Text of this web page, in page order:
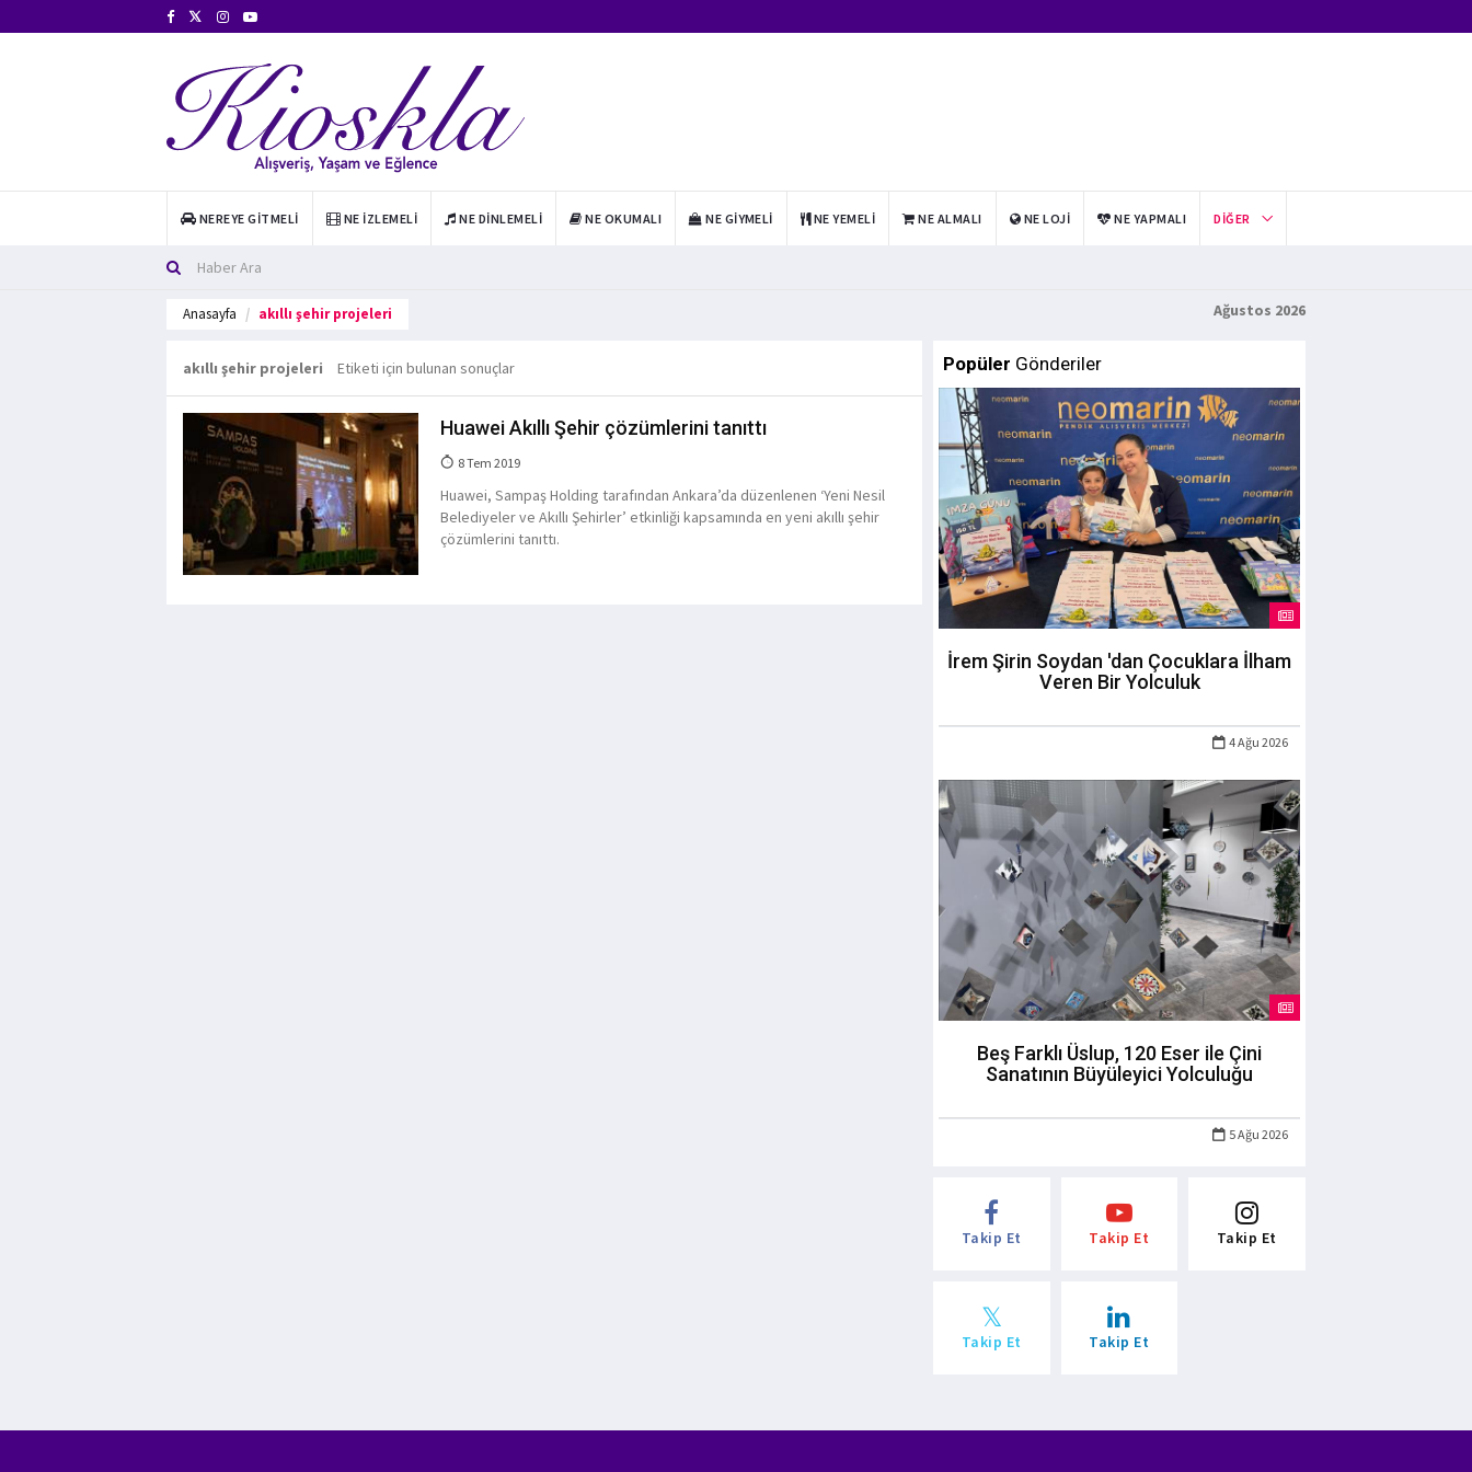
NEREYE GITMELI NE İZLEMELI NE DINLEMELI NE OKUMALI NE GIYMELI NE YEMELI NE ALMALI NE LOJI NE YAPMALI DIĞER
Anasayfa akıllı şehir projeleri Ağustos 2026
akıllı şehir projeleri Etiketi için bulunan sonuçlar
Huawei Akıllı Şehir çözümlerini tanıttı
8 Tem 2019
Huawei, Sampaş Holding tarafından Ankara’da düzenlenen ‘Yeni Nesil
Belediyeler ve Akıllı Şehirler’ etkinliği kapsamında en yeni akıllı şehir
çözümlerini tanıttı.
Popüler Gönderiler
İrem Şirin Soydan 'dan Çocuklara İlham
Veren Bir Yolculuk
4 Ağu 2026
Beş Farklı Üslup, 120 Eser ile Çini
Sanatının Büyüleyici Yolculuğu
5 Ağu 2026
Takip Et Takip Et Takip Et
Takip Et Takip Et